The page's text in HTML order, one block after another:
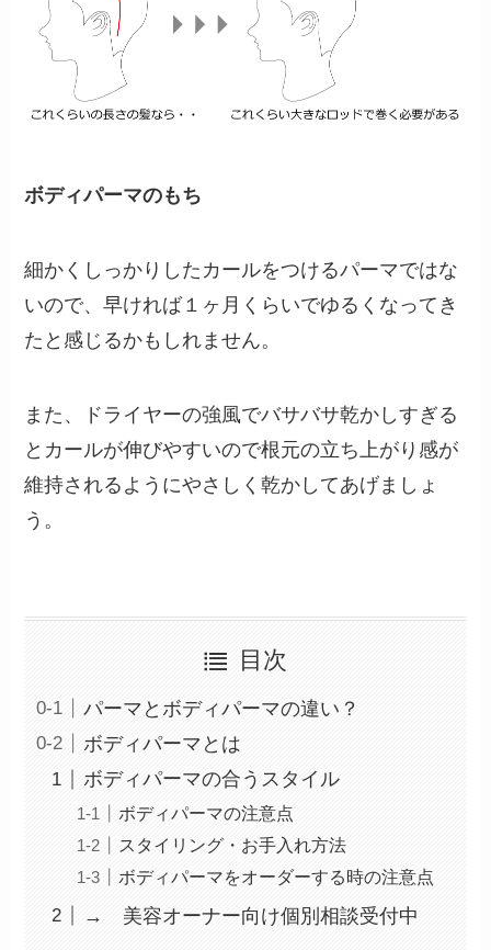
ボディパーマのもち
細かくしっかりしたカールをつけるパーマではな
いので、早ければ１ヶ月くらいでゆるくなってき
たと感じるかもしれません。
また、ドライヤーの強風でバサバサ乾かしすぎる
とカールが伸びやすいので根元の立ち上がり感が
維持されるようにやさしく乾かしてあげましょ
う。
目次
パーマとボディパーマの違い？
ボディパーマとは
ボディパーマの合うスタイル
ボディパーマの注意点
スタイリング・お手入れ方法
ボディパーマをオーダーする時の注意点
→ 美容オーナー向け個別相談受付中